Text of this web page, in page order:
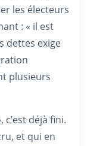
les électeurs
: « il est
dettes exige
plusieurs
c’est déjà fini.
et qui en